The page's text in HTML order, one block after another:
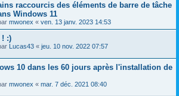
raccourcis des éléments de barre de tâche
Windows 11
mwonex « ven. 13 janv. 2023 14:53
! :)
Lucas43 « jeu. 10 nov. 2022 07:57
10 dans les 60 jours après l'installation de
mwonex « mar. 7 déc. 2021 08:40